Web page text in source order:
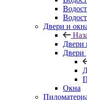
Двери и
Двери
Двери
Окна